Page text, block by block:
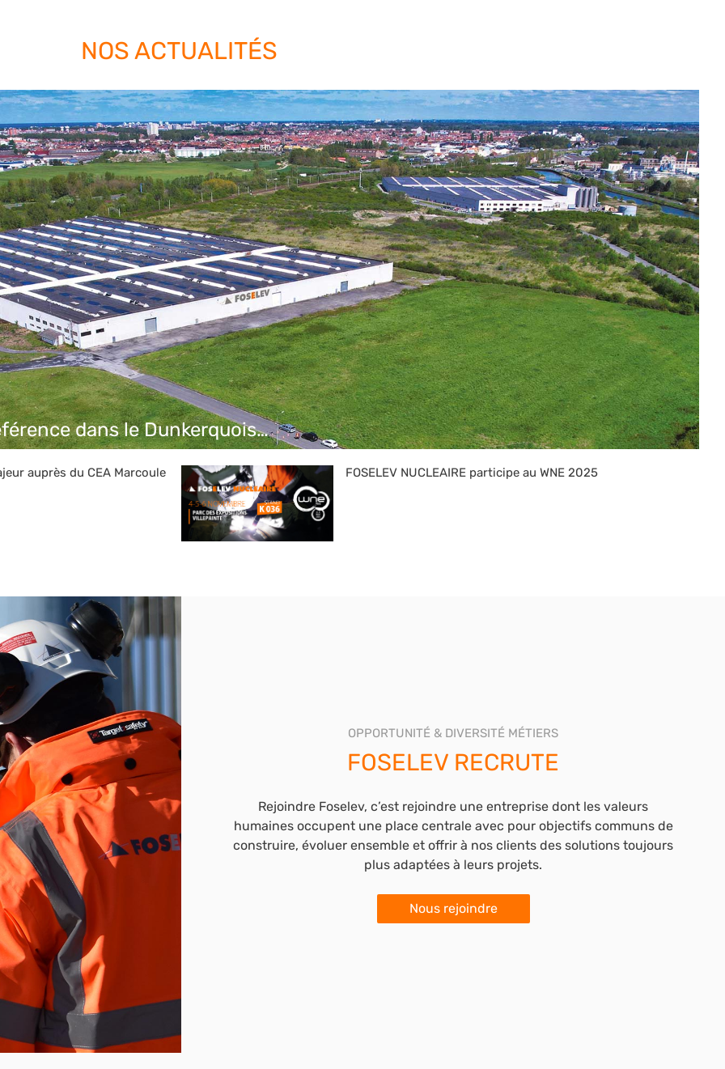
NOS ACTUALITÉS
dans le Dunkerquois…
auprès du CEA Marcoule FOSELEV NUCLEAIRE participe au WNE 2025
OPPORTUNITÉ & DIVERSITÉ MÉTIERS
FOSELEV RECRUTE
Rejoindre Foselev, c’est rejoindre une entreprise dont les valeurs
humaines occupent une place centrale avec pour objectifs communs de
construire, évoluer ensemble et offrir à nos clients des solutions toujours
plus adaptées à leurs projets.
Nous rejoindre